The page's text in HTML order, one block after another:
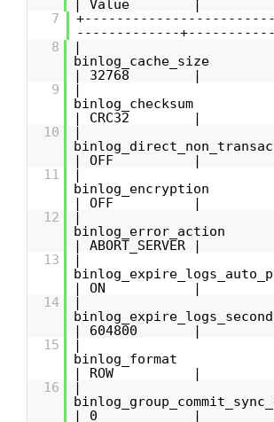
| Value |
7
-------------
8
|
| 32768 |
9
|
| CRC32 |
10
|
| OFF |
11
|
| OFF |
12
|
| ABORT_SERVER |
13
|
| ON |
14
|
| 604800 |
15
|
| ROW |
16
|
| 0 |